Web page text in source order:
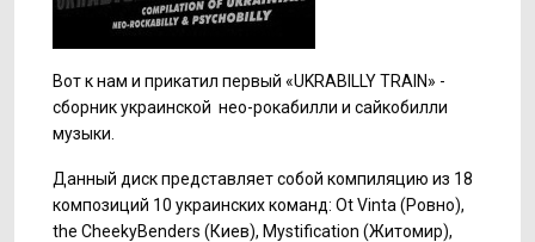
Вот к нам и прикатил первый «UKRABILLY TRAIN» -
сборник украинской нео-рокабилли и сайкобилли
музыки.
Данный диск представляет собой компиляцию из 18
композиций 10 украинских команд: Ot Vinta (Ровно),
the CheekyBenders (Киев), Mystification (Житомир),